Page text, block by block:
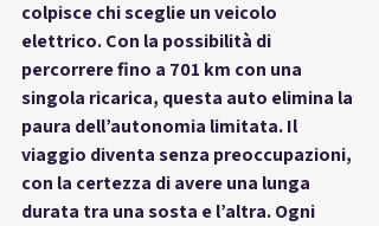
colpisce chi sceglie un veicolo
elettrico. Con la possibilità di
percorrere fino a 701 km con una
singola ricarica, questa auto elimina la
paura dell’autonomia limitata. Il
viaggio diventa senza preoccupazioni,
con la certezza di avere una lunga
durata tra una sosta e l’altra. Ogni